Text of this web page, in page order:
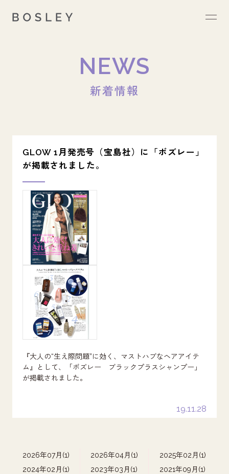
NEWS
新着情報
19.11.28
GLOW 1月発売号（宝島社）に「ボズレー」
が掲載されました。
『大人の“生え際問題”に効く、マストハブなヘアアイテ
ム』として、「ボズレー ブラックプラスシャンプー」
が掲載されました。
2026年07月(1) 2026年04月(1)
2025年02月(1)
2024年02月(1)
2023年03月(1)
2021年09月(1)